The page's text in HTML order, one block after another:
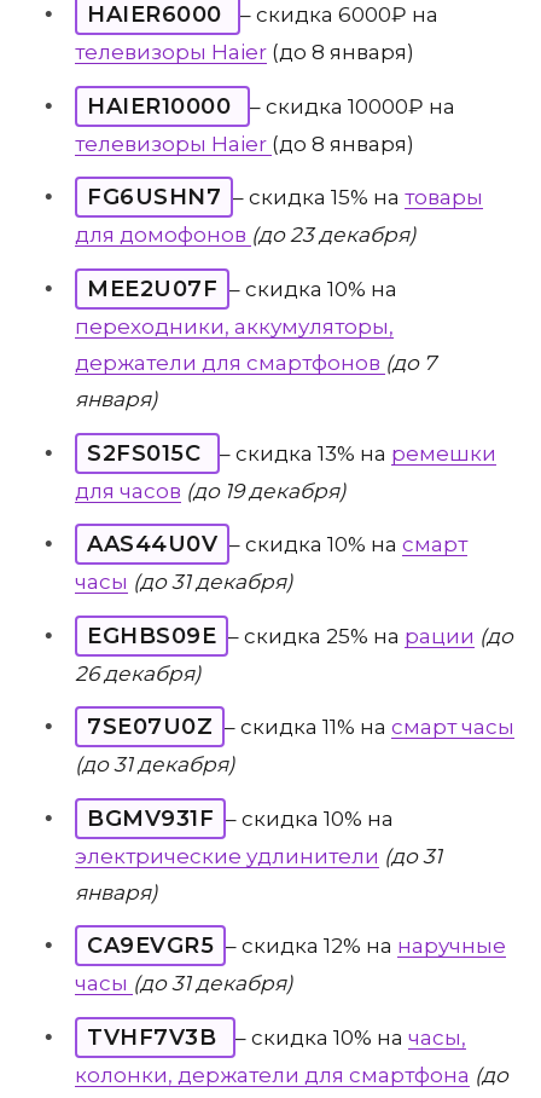
HAIER6000
– скидка 6000₽ на
телевизоры Haier (до 8 января)
HAIER10000
– скидка 10000₽ на
телевизоры Haier (до 8 января)
FG6USHN7 – скидка 15% на товары
для домофонов (до 23 декабря)
MEE2U07F – скидка 10% на
переходники, аккумуляторы,
держатели для смартфонов (до 7
января)
S2FS015C – скидка 13% на ремешки
для часов (до 19 декабря)
AAS44U0V – скидка 10% на смарт
часы (до 31 декабря)
EGHBS09E – скидка 25% на рации (до
26 декабря)
7SE07U0Z – скидка 11% на смарт часы
(до 31 декабря)
BGMV931F – скидка 10% на
электрические удлинители (до 31
января)
CA9EVGR5 – скидка 12% на наручные
часы (до 31 декабря)
TVHF7V3B – скидка 10% на часы,
колонки, держатели для смартфона (до